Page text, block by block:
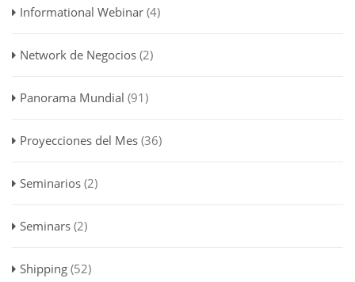
Informational Webinar (4)
Network de Negocios (2)
Panorama Mundial (91)
Proyecciones del Mes (36)
Seminarios (2)
Seminars (2)
Shipping (52)